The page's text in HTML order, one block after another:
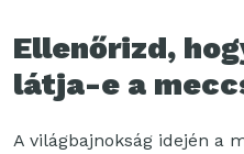
Ellenőrizd,
látja-e a
A világbajnokság idején a